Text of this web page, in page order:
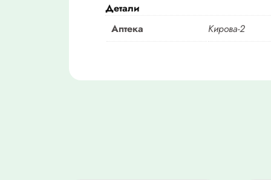
Детали
Аптека
Кирова-2